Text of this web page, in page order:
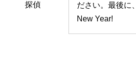
探偵
ださい。最後に
New Year!